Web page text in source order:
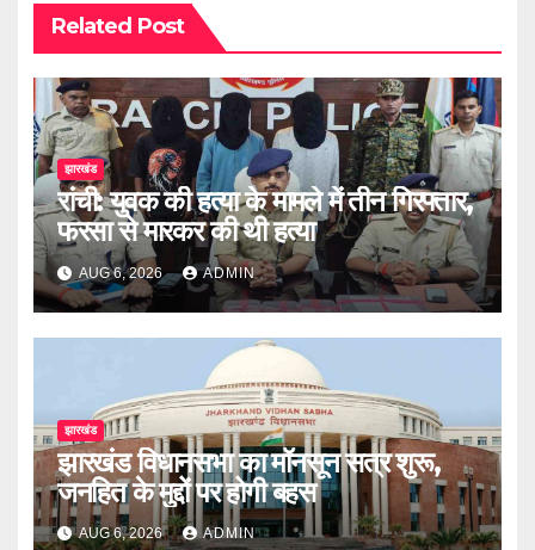
Related Post
झारखंड
रांची: युवक की हत्या के मामले में तीन गिरफ्तार,
फरसा से मारकर की थी हत्या
AUG 6, 2026 ADMIN
झारखंड
झारखंड विधानसभा का मॉनसून सत्र शुरू,
जनहित के मुद्दों पर होगी बहस
AUG 6, 2026 ADMIN